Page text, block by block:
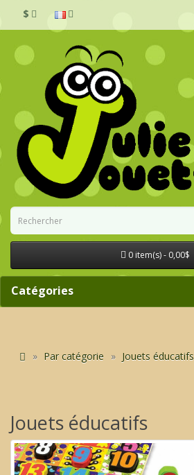
$
0 item(s) - 0,00$
Catégories
Par catégorie Jouets éducatifs
Jouets éducatifs